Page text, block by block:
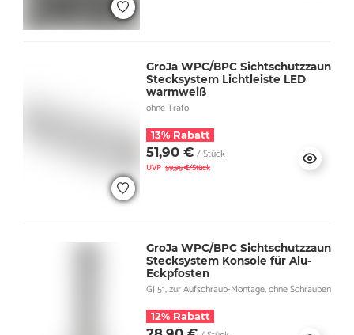
GroJa WPC/BPC Sichtschutzzaun
Stecksystem Lichtleiste LED
warmweiß
ohne Trafo
13% Rabatt
51,90 € / Stück
UVP 59,95 €/Stück
GroJa WPC/BPC Sichtschutzzaun
Stecksystem Konsole für Alu-
Eckpfosten
GJ 51, zur Aufschraub-Montage, ohne Schrauben
12% Rabatt